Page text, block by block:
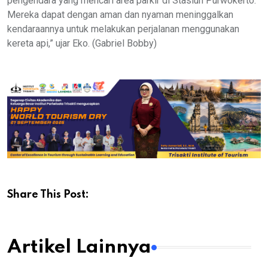
Mereka dapat dengan aman dan nyaman meninggalkan
kendaraannya untuk melakukan perjalanan menggunakan
kereta api,” ujar Eko. (Gabriel Bobby)
Share This Post:
Artikel Lainnya